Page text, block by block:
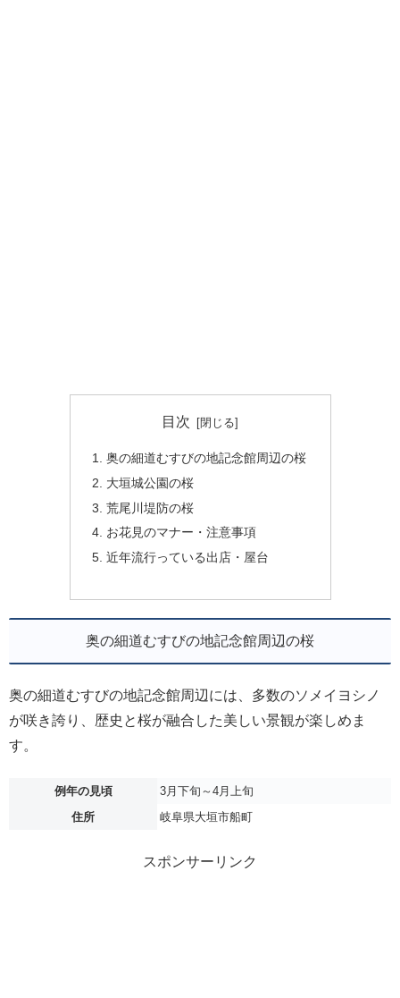
目次
奥の細道むすびの地記念館周辺の桜
大垣城公園の桜
荒尾川堤防の桜
お花見のマナー・注意事項
近年流行っている出店・屋台
奥の細道むすびの地記念館周辺の桜
奥の細道むすびの地記念館周辺には、多数のソメイヨシノ
が咲き誇り、歴史と桜が融合した美しい景観が楽しめま
す。
例年の見頃
3月下旬～4月上旬
住所
岐阜県大垣市船町
スポンサーリンク